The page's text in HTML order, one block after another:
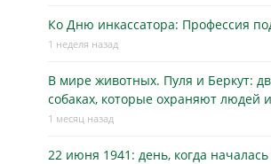
Ко Дню инкассатора: Профессия
1 неделя назад
В мире животных. Пуля и Беркут:
собаках, которые охраняют людей
1 месяц назад
22 июня 1941: день, когда